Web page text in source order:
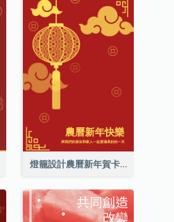
燈籠設計農曆新年賀卡